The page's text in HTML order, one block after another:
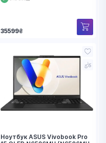
35599₴
Ноутбук ASUS Vivobook Pro